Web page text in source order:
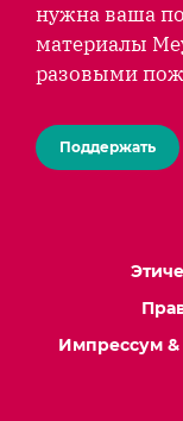
нужна ваша
материалы
разовыми
Поддержать
Импрессум